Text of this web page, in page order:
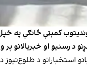
کمېټې څانګې په
د رسنیو او خبریالانو